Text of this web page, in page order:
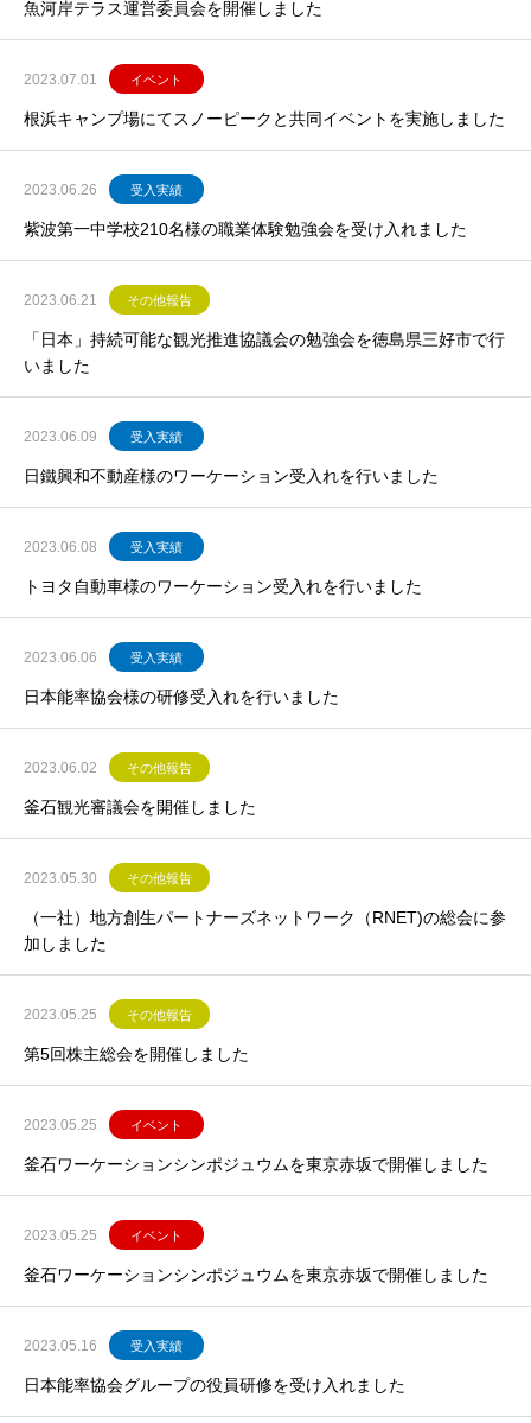
魚河岸テラス運営委員会を開催しました
2023.07.01 イベント
根浜キャンプ場にてスノーピークと共同イベントを実施しました
2023.06.26 受入実績
紫波第一中学校210名様の職業体験勉強会を受け入れました
2023.06.21 その他報告
「日本」持続可能な観光推進協議会の勉強会を徳島県三好市で行
いました
2023.06.09 受入実績
日鐵興和不動産様のワーケーション受入れを行いました
2023.06.08 受入実績
トヨタ自動車様のワーケーション受入れを行いました
2023.06.06 受入実績
日本能率協会様の研修受入れを行いました
2023.06.02 その他報告
釜石観光審議会を開催しました
2023.05.30 その他報告
（一社）地方創生パートナーズネットワーク（RNET)の総会に参
加しました
2023.05.25 その他報告
第5回株主総会を開催しました
2023.05.25 イベント
釜石ワーケーションシンポジュウムを東京赤坂で開催しました
2023.05.25 イベント
釜石ワーケーションシンポジュウムを東京赤坂で開催しました
2023.05.16 受入実績
日本能率協会グループの役員研修を受け入れました